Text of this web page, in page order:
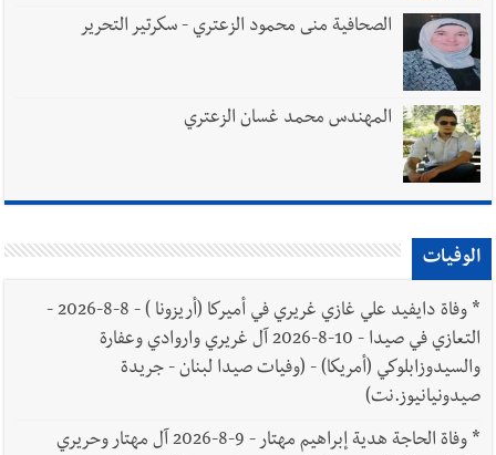
الصحافية منى محمود الزعتري - سكرتير التحرير
المهندس محمد غسان الزعتري
الوفيات
*
وفاة دايفيد علي غازي غريري في أميركا (أريزونا ) - 8-8-2026 -
التعازي في صيدا - 10-8-2026 آل غريري واروادي وعفارة
والسيدوزابلوكي (أمريكا) - (وفيات صيدا لبنان - جريدة
صيدونيانيوز.نت)
*
وفاة الحاجة هدية إبراهيم مهتار - 9-8-2026 آل مهتار وحريري